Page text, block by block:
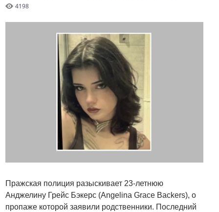
4198
Пражская полиция разыскивает 23-летнюю
Анджелину Грейс Бэкерс (Angelina Grace Backers), о
пропаже которой заявили родственники. Последний